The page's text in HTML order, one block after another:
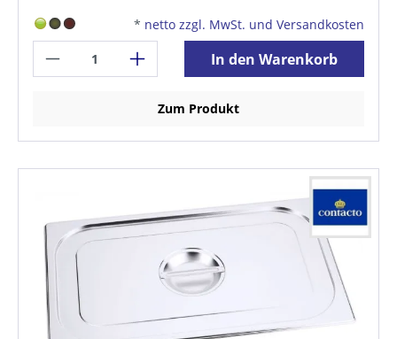
* netto zzgl. MwSt. und Versandkosten
In den Warenkorb
Zum Produkt